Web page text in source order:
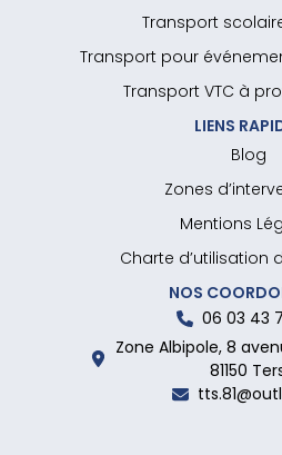
Transport
Transport pour
Transport VTC à
LIENS
Blog
Zones
Mentions
Charte d’utilisation
NOS
06 03 43
Zone Albipole, 8
81150